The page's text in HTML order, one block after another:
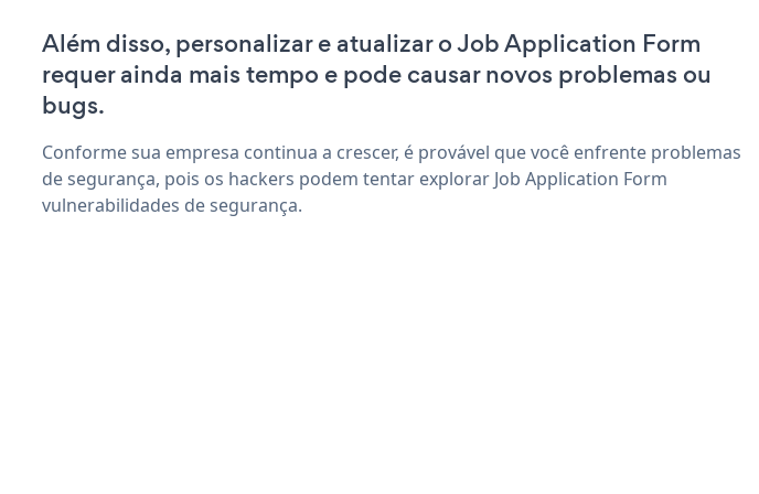
Além disso, personalizar e atualizar o Job Application Form
requer ainda mais tempo e pode causar novos problemas ou
bugs.
Conforme sua empresa continua a crescer, é provável que você enfrente problemas
de segurança, pois os hackers podem tentar explorar Job Application Form
vulnerabilidades de segurança.